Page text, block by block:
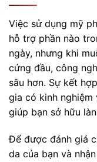
Việc sử dụng mỹ
hỗ trợ phần nào
ngày, nhưng khi
cứng đầu, công
sâu hơn. Sự kết
gia có kinh
giúp bạn sở hữu
Để được đánh giá
da của bạn và